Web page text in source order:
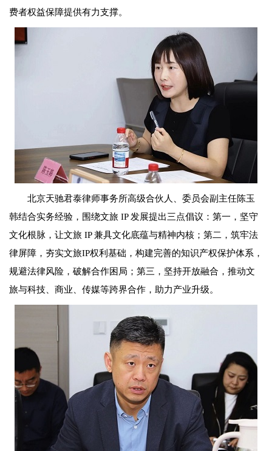
费者权益保障提供有力支撑。
北京天驰君泰律师事务所高级合伙人、委员会副主任陈玉
韩结合实务经验，围绕文旅 IP 发展提出三点倡议：第一，坚守
文化根脉，让文旅 IP 兼具文化底蕴与精神内核；第二，筑牢法
律屏障，夯实文旅IP权利基础，构建完善的知识产权保护体系，
规避法律风险，破解合作困局；第三，坚持开放融合，推动文
旅与科技、商业、传媒等跨界合作，助力产业升级。